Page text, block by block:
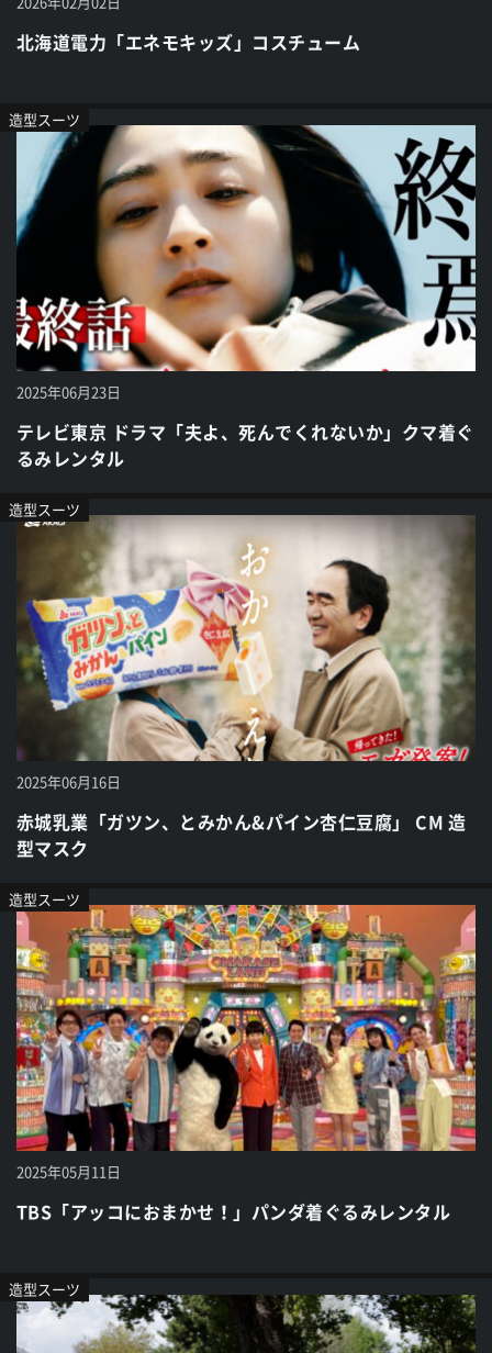
北海道電力「エネモキッズ」コスチューム
2025年06月23日
造型スーツ
テレビ東京 ドラマ「夫よ、死んでくれないか」クマ着ぐ
るみレンタル
2025年06月16日
造型スーツ
赤城乳業「ガツン、とみかん&パイン杏仁豆腐」 CM 造
型マスク
2025年05月11日
造型スーツ
TBS「アッコにおまかせ！」パンダ着ぐるみレンタル
造型スーツ